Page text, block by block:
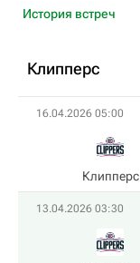
История встреч
Клипперс
16.04.2026 05:00
Клипперс
13.04.2026 03:30